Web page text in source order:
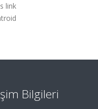
link
Bilgileri